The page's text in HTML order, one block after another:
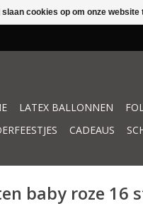
LATEX BALLONNEN
CADEAUS
baby roze 16
slaan cookies op om onze